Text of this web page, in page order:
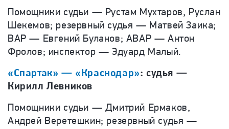
Помощники судьи — Рустам Мухтаров, Руслан
Шекемов; резервный судья — Матвей Заика;
ВАР — Евгений Буланов; АВАР — Антон
Фролов; инспектор — Эдуард Малый.
«Спартак» — «Краснодар»: судья —
Кирилл Левников
Помощники судьи — Дмитрий Ермаков,
Андрей Веретешкин; резервный судья —